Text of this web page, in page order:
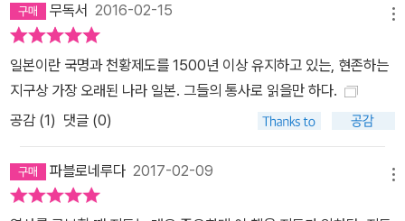
사건들을 시대순으로 배치했다. 도판 - 해당 시대 및 주제의 특징을
잘 살려낼 수 있는 도판을 엄선하여 배치했다. 메인 지도 - 해당 꼭지
의 핵심을 이루는 내용을 크게 펼쳐 보이는 형식으로 구현하고 편집
했다. 도시, 산과 강 등 지도를 이해하는 데 필요한 지명을 배치하고,
해당 주제와 사건의 개요를 쉽게 파악할 수 있도록 다양한 기호와 화
하게 설명하기 어려웠던 내용이나, 메인 지도에서 좀더 상세한 설명
이 필요한 부분들을 지도로 구현했다. 본문 - 본문 글은 해당 시대와
주제를 간명하게 전달해줄 있도록 서술되어 있고, 단순 교과서식 서
무독서 2016-02-15
일본이란 국명과 천황제도를 1500년 이상 유지하고 있는, 현존하는
지구상 가장 오래된 나라 일본. 그들의 통사로 읽을만 하다.
공감 (1) 댓글 (0)
파블로네루다 2017-02-09